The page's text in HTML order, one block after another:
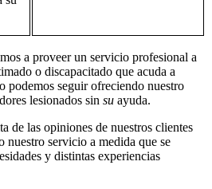
a proveer un servicio profesional a
o discapacitado que acuda a
podemos seguir ofreciendo nuestro
lesionados sin su ayuda.
de las opiniones de nuestros clientes
nuestro servicio a medida que se
y distintas experiencias